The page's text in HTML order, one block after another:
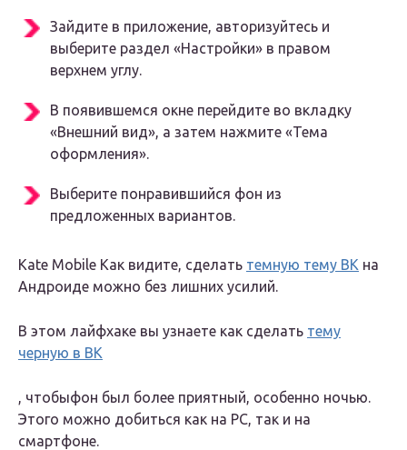
Зайдите в приложение, авторизуйтесь и
выберите раздел «Настройки» в правом
верхнем углу.
В появившемся окне перейдите во вкладку
«Внешний вид», а затем нажмите «Тема
оформления».
Выберите понравившийся фон из
предложенных вариантов.
Kate Mobile Как видите, сделать темную тему ВК на
Андроиде можно без лишних усилий.
В этом лайфхаке вы узнаете как сделать тему
черную в ВК
, чтобыфон был более приятный, особенно ночью.
Этого можно добиться как на PC, так и на
смартфоне.